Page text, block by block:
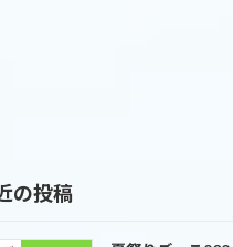
の投稿